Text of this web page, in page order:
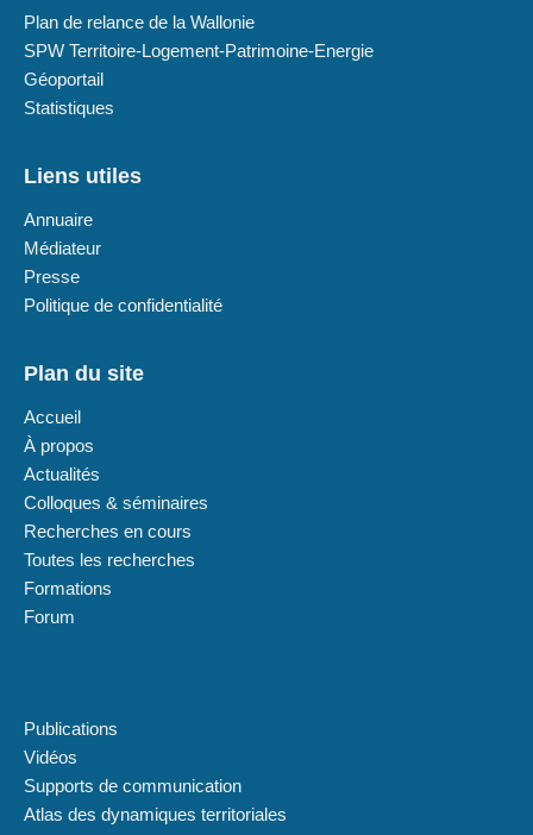
Plan de relance de la Wallonie
SPW Territoire-Logement-Patrimoine-Energie
Géoportail
Statistiques
Liens utiles
Annuaire
Médiateur
Presse
Politique de confidentialité
Plan du site
Accueil
À propos
Actualités
Colloques & séminaires
Recherches en cours
Toutes les recherches
Formations
Forum
Publications
Vidéos
Supports de communication
Atlas des dynamiques territoriales